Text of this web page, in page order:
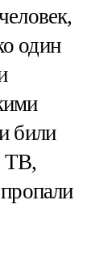
один
били
ТВ,